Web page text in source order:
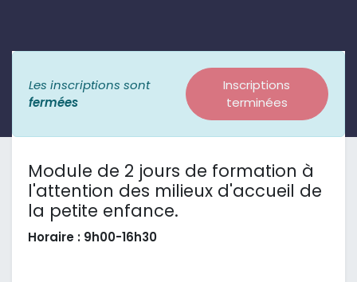
Les inscriptions sont
fermées
Inscriptions
terminées
Module de 2 jours de formation à
l'attention des milieux d'accueil de
la petite enfance.
Horaire : 9h00-16h30